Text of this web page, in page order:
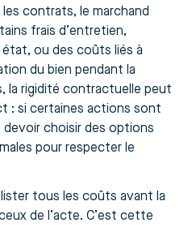
contrats, le marchand
frais d’entretien,
état, ou des coûts liés à
du bien pendant la
la rigidité contractuelle peut
: si certaines actions sont
devoir choisir des options
pour respecter le
tous les coûts avant la
de l’acte. C’est cette